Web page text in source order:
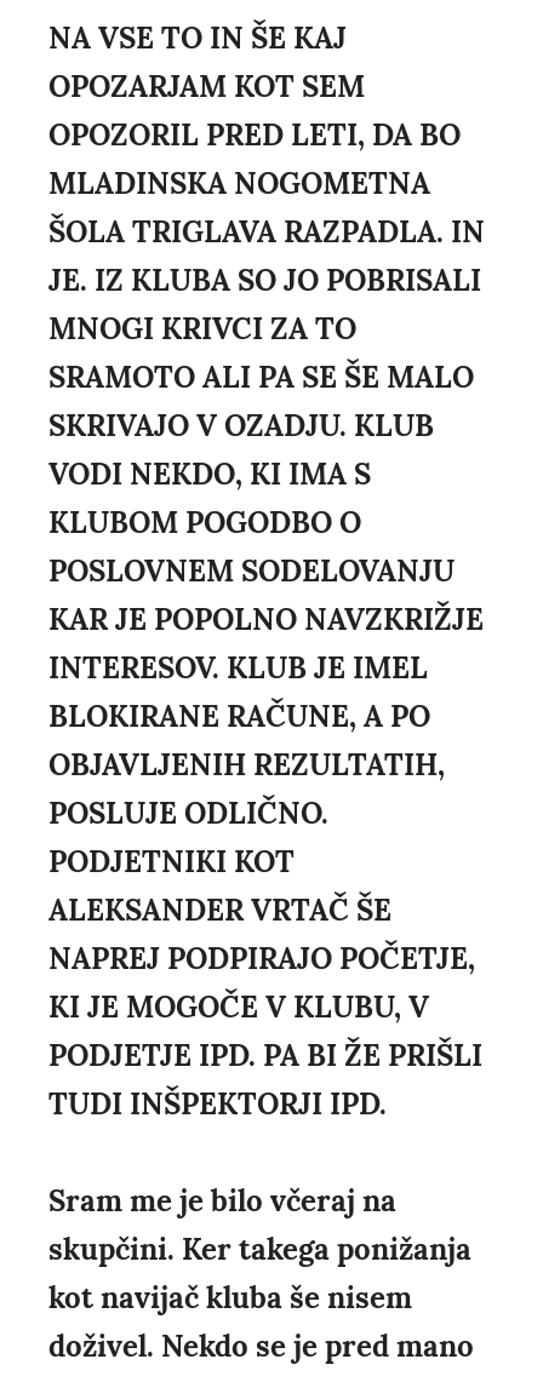
NA VSE TO IN ŠE KAJ
OPOZARJAM KOT SEM
OPOZORIL PRED LETI, DA BO
MLADINSKA NOGOMETNA
ŠOLA TRIGLAVA RAZPADLA. IN
JE. IZ KLUBA SO JO POBRISALI
MNOGI KRIVCI ZA TO
SRAMOTO ALI PA SE ŠE MALO
SKRIVAJO V OZADJU. KLUB
VODI NEKDO, KI IMA S
KLUBOM POGODBO O
POSLOVNEM SODELOVANJU
KAR JE POPOLNO NAVZKRIŽJE
INTERESOV. KLUB JE IMEL
BLOKIRANE RAČUNE, A PO
OBJAVLJENIH REZULTATIH,
POSLUJE ODLIČNO.
PODJETNIKI KOT
ALEKSANDER VRTAČ ŠE
NAPREJ PODPIRAJO POČETJE,
KI JE MOGOČE V KLUBU, V
PODJETJE IPD. PA BI ŽE PRIŠLI
TUDI INŠPEKTORJI IPD.
Sram me je bilo včeraj na
skupčini. Ker takega ponižanja
kot navijač kluba še nisem
doživel. Nekdo se je pred mano